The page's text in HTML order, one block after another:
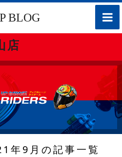
toggle
BLOG
店
年9月の記事一覧